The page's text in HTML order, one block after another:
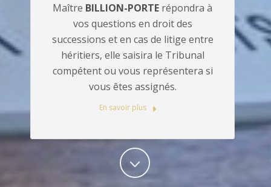
Maître BILLION-PORTE répondra à
vos questions en droit des
successions et en cas de litige entre
héritiers, elle saisira le Tribunal
compétent ou vous représentera si
vous êtes assignés.
En savoir plus